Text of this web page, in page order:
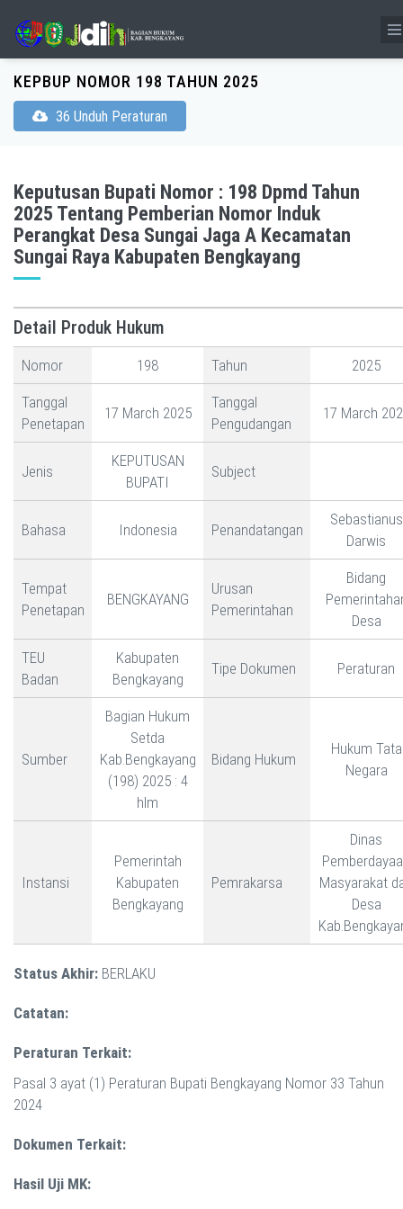
KEPBUP NOMOR 198 TAHUN 2025
36 Unduh Peraturan
Keputusan Bupati Nomor : 198 Dpmd Tahun
2025 Tentang Pemberian Nomor Induk
Perangkat Desa Sungai Jaga A Kecamatan
Sungai Raya Kabupaten Bengkayang
Detail Produk Hukum
Nomor 198 Tahun 2025
Tanggal
Penetapan
17 March 2025
Tanggal
Pengudangan
17 March
Jenis
KEPUTUSAN
BUPATI
Subject
Bahasa Indonesia Penandatangan
Sebastianus
Darwis
Tempat
Penetapan
BENGKAYANG
Urusan
Pemerintahan
Bidang
Desa
TEU
Badan
Kabupaten
Bengkayang
Tipe Dokumen Peraturan
Sumber
Bagian Hukum
Setda
Kab.Bengkayang
(198) 2025 : 4
hlm
Bidang Hukum
Hukum Tata
Negara
Instansi
Pemerintah
Kabupaten
Bengkayang
Pemrakarsa
Dinas
Masyarakat
Desa
Status Akhir: BERLAKU
Catatan:
Peraturan Terkait:
Pasal 3 ayat (1) Peraturan Bupati Bengkayang Nomor 33 Tahun
2024
Dokumen Terkait:
Hasil Uji MK: